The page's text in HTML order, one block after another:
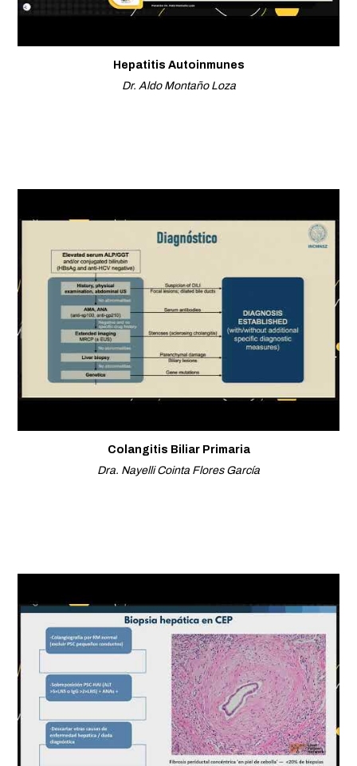
Hepatitis Autoinmunes
Dr. Aldo Montaño Loza
Colangitis Biliar Primaria
Dra. Nayelli Cointa Flores García